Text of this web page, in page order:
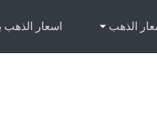
الذهب اسعار الذهب